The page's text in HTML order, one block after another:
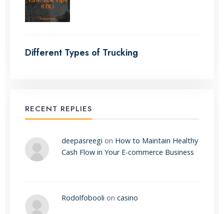
Different Types of Trucking
RECENT REPLIES
deepasreegi on How to Maintain Healthy
Cash Flow in Your E-commerce Business
Rodolfobooli on casino